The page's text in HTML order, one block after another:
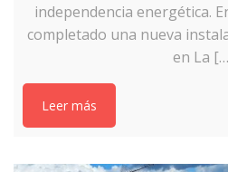
independencia energética.
completado una nueva
en La
Leer más